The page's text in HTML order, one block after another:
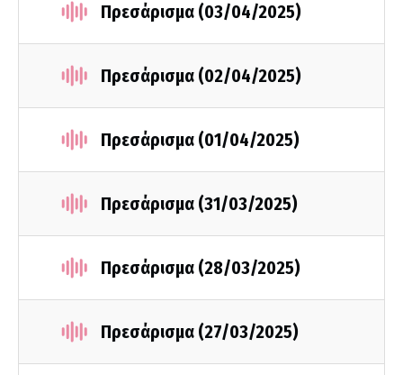
Πρεσάρισμα (03/04/2025)
Πρεσάρισμα (02/04/2025)
Πρεσάρισμα (01/04/2025)
Πρεσάρισμα (31/03/2025)
Πρεσάρισμα (28/03/2025)
Πρεσάρισμα (27/03/2025)